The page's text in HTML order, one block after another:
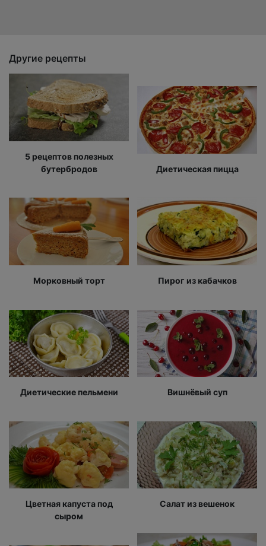
Другие рецепты
5 рецептов полезных
бутербродов
Морковный торт
Диетические пельмени
Цветная капуста под
сыром
Диетическая пицца
Пирог из кабачков
Вишнёвый суп
Салат из вешенок